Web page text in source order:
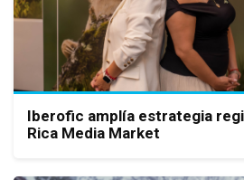
Iberofic amplía estrategia
Rica Media Market